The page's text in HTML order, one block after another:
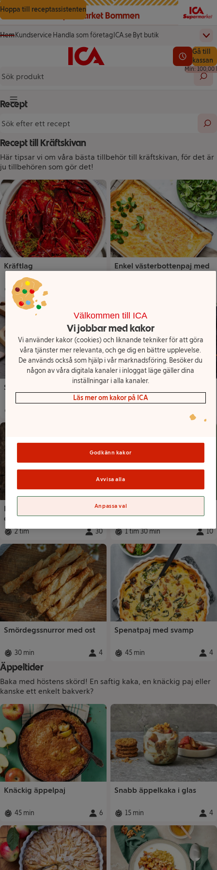
Gå till innehåll
Gå till sökning
Gå till sidfot
Hoppa till receptassistenten
HemKundservice Handla som företag ICA.se
(öppnas i ett nytt fönster)
Byt butik
(öppnas i ett nytt fönster)
Startsida
Sök
Se lediga
Gå till
kassan
Totalt
0,00 kr
Min: 100,00
Knapp för huvudmeny
Recept
Recept till Kräftskivan
Här tipsar vi om våra bästa tillbehör till kräftskivan, för det är
ju tillbehören som gör det!
Recept
Kräftlag
Total tid:
15 min
Enkel västerbottenpaj med
Snabb aioli
Total tid
Västerbottensost
Paj i långpanna med tre
ostar
Total tid:
2 tim Portioner
30
Ost och skinkpaj
Total tid
1 tim 30 min 10
Smördegssnurror med ost
Total tid:
30 min Portioner:
4
Spenatpaj med svamp
Total tid:
45 min 4
Äppeltider
Baka med höstens skörd! En saftig kaka, en knäckig paj eller
kanske ett enkelt bakverk?
Recept
Knäckig äppelpaj
Total tid:
45 min Portioner:
6
Snabb äppelkaka i glas
Total tid:
15 min 4
Välkommen till ICA
Vi jobbar med kakor
Vi använder kakor (cookies) och liknande tekniker för att göra
våra tjänster mer relevanta, och ge dig en bättre upplevelse.
De används också som hjälp i vår marknadsföring. Besöker du
någon av våra digitala kanaler i inloggat läge gäller dina
inställningar i alla kanaler.
Läs mer om kakor på ICA
Godkänn kakor
Avvisa alla
Anpassa val